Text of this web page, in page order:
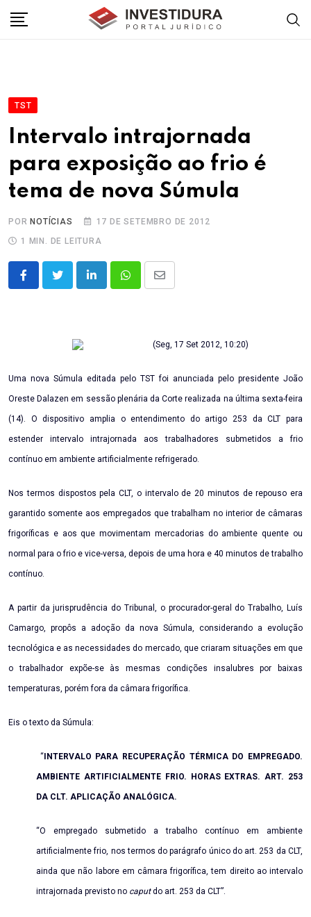
TST
Intervalo intrajornada
para exposição ao frio é
tema de nova Súmula
POR NOTÍCIAS
17 DE SETEMBRO DE 2012
1 MIN. DE LEITURA
LinkedInWhatsappShare
(Seg, 17 Set 2012, 10:20)
Uma nova Súmula editada pelo TST foi anunciada pelo presidente João
Oreste Dalazen em sessão plenária da Corte realizada na última sexta-feira
(14). O dispositivo amplia o entendimento do artigo 253 da CLT para
estender intervalo intrajornada aos trabalhadores submetidos a frio
contínuo em ambiente artificialmente refrigerado.
Nos termos dispostos pela CLT, o intervalo de 20 minutos de repouso era
garantido somente aos empregados que trabalham no interior de câmaras
frigoríficas e aos que movimentam mercadorias do ambiente quente ou
normal para o frio e vice-versa, depois de uma hora e 40 minutos de trabalho
contínuo.
A partir da jurisprudência do Tribunal, o procurador-geral do Trabalho, Luís
Camargo, propôs a adoção da nova Súmula, considerando a evolução
tecnológica e as necessidades do mercado, que criaram situações em que
o trabalhador expõe-se às mesmas condições insalubres por baixas
temperaturas, porém fora da câmara frigorífica.
Eis o texto da Súmula:
“ INTERVALO PARA RECUPERAÇÃO TÉRMICA DO EMPREGADO.
AMBIENTE ARTIFICIALMENTE FRIO. HORAS EXTRAS. ART. 253
DA CLT. APLICAÇÃO ANALÓGICA.
“O empregado submetido a trabalho contínuo em ambiente
artificialmente frio, nos termos do parágrafo único do art. 253 da CLT,
ainda que não labore em câmara frigorífica, tem direito ao intervalo
intrajornada previsto no caputdo art. 253 da CLT”.